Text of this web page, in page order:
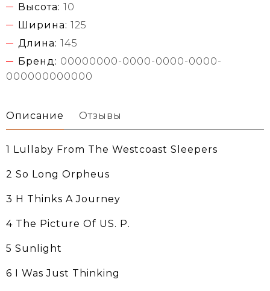
Высота: 10
Ширина: 125
Длина: 145
Бренд: 00000000-0000-0000-0000-
000000000000
Описание Отзывы
1 Lullaby From The Westcoast Sleepers
2 So Long Orpheus
3 H Thinks A Journey
4 The Picture Of US. P.
5 Sunlight
6 I Was Just Thinking